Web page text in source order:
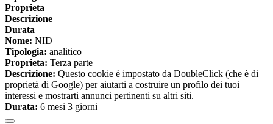
Proprieta
Descrizione
Durata
Nome: NID
Tipologia: analitico
Proprieta: Terza parte
Descrizione: Questo cookie è impostato da DoubleClick (che è di
proprietà di Google) per aiutarti a costruire un profilo dei tuoi
interessi e mostrarti annunci pertinenti su altri siti.
Durata: 6 mesi 3 giorni